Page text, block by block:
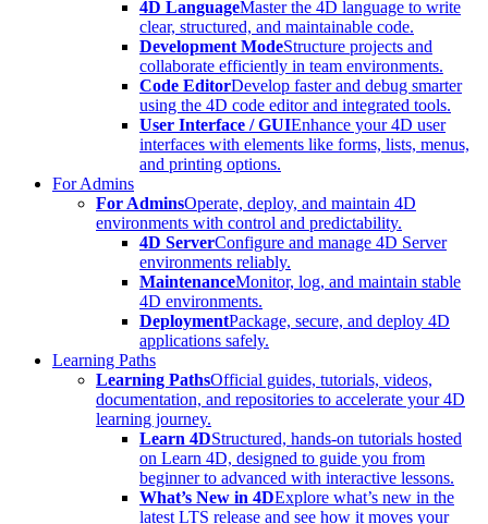
4D LanguageMaster the 4D language to write
clear, structured, and maintainable code.
Development ModeStructure projects and
collaborate efficiently in team environments.
Code EditorDevelop faster and debug smarter
using the 4D code editor and integrated tools.
User Interface / GUIEnhance your 4D user
interfaces with elements like forms, lists, menus,
and printing options.
For Admins
For AdminsOperate, deploy, and maintain 4D
environments with control and predictability.
4D ServerConfigure and manage 4D Server
environments reliably.
MaintenanceMonitor, log, and maintain stable
4D environments.
DeploymentPackage, secure, and deploy 4D
applications safely.
Learning Paths
Learning PathsOfficial guides, tutorials, videos,
documentation, and repositories to accelerate your 4D
learning journey.
Learn 4DStructured, hands-on tutorials hosted
on Learn 4D, designed to guide you from
beginner to advanced with interactive lessons.
What’s New in 4DExplore what’s new in the
latest LTS release and see how it moves your